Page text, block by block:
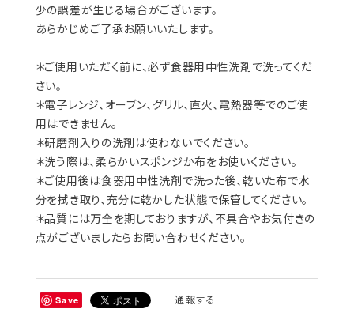
少の誤差が生じる場合がございます。
あらかじめご了承お願いいたします。
＊ご使用いただく前に、必ず食器用中性洗剤で洗ってくだ
さい。
＊電子レンジ、オーブン、グリル、直火、電熱器等でのご使
用はできません。
＊研磨剤入りの洗剤は使わないでください。
＊洗う際は、柔らかいスポンジか布をお使いください。
＊ご使用後は食器用中性洗剤で洗った後、乾いた布で水
分を拭き取り、充分に乾かした状態で保管してください。
＊品質には万全を期しておりますが、不具合やお気付きの
点がございましたらお問い合わせください。
Save 通報する